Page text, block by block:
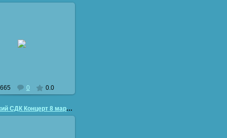
665 0 0.0
Приморский СДК Концерт 8 марта